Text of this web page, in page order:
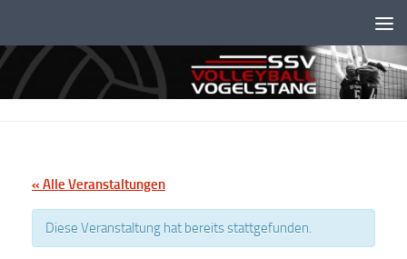
« Alle Veranstaltungen
Diese Veranstaltung hat bereits stattgefunden.